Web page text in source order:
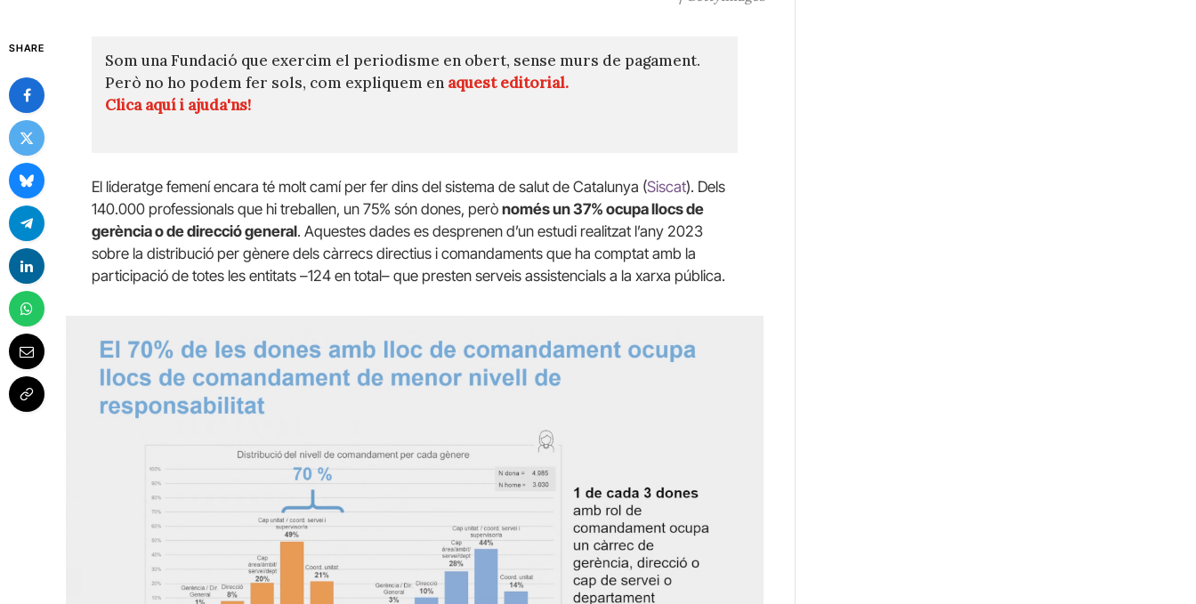
SHARE
Som una Fundació que exercim el periodisme en obert, sense murs de pagament.
Però no ho podem fer sols, com expliquem en aquest editorial.
Clica aquí i ajuda'ns!
El lideratge femení encara té molt camí per fer dins del sistema de salut de Catalunya (Siscat). Dels
140.000 professionals que hi treballen, un 75% són dones, però només un 37% ocupa llocs de
gerència o de direcció general. Aquestes dades es desprenen d’un estudi realitzat l’any 2023
sobre la distribució per gènere dels càrrecs directius i comandaments que ha comptat amb la
participació de totes les entitats –124 en total– que presten serveis assistencials a la xarxa pública.